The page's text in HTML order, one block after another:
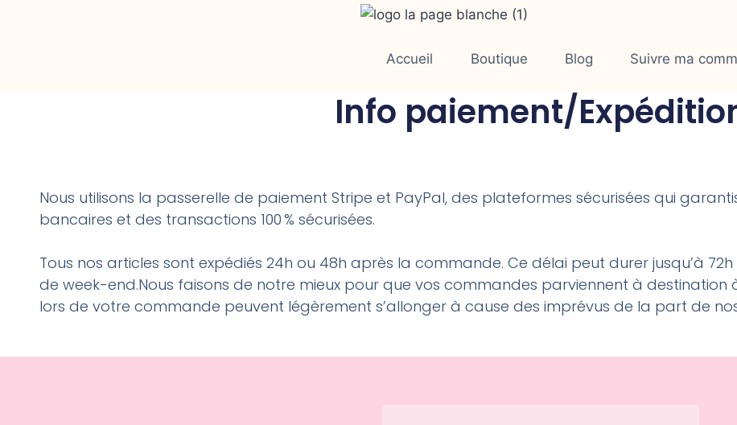
Accueil Boutique Blog Suivre ma
Info paiement/
Nous utilisons la passerelle de paiement Stripe et PayPal, des plateformes sécurisées qui
bancaires et des transactions 100 % sécurisées.
Tous nos articles sont expédiés 24h ou 48h après la commande. Ce délai peut durer jusqu’à
de week-end.Nous faisons de notre mieux pour que vos commandes parviennent à destination
lors de votre commande peuvent légèrement s’allonger à cause des imprévus de la part de
LIVRAISON GRATUITE en France à partir de 70 € d'achat.